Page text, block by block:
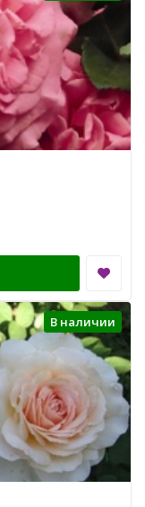
В наличии